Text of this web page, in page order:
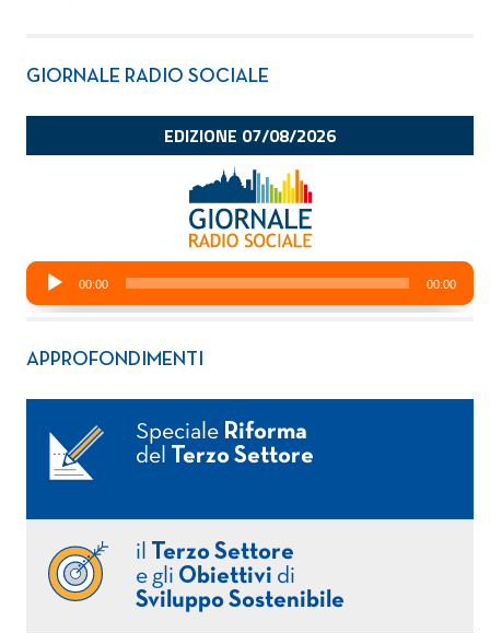
GIORNALE RADIO SOCIALE
APPROFONDIMENTI
Speciale Riforma
del
Terzo Settore
il
Terzo Settore
e gli Obiettivi di
Sviluppo Sostenibile